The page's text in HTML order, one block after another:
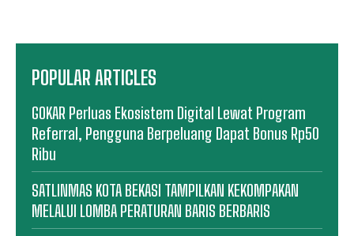
POPULAR ARTICLES
GOKAR Perluas Ekosistem Digital Lewat Program
Referral, Pengguna Berpeluang Dapat Bonus Rp50
Ribu
SATLINMAS KOTA BEKASI TAMPILKAN KEKOMPAKAN
MELALUI LOMBA PERATURAN BARIS BERBARIS